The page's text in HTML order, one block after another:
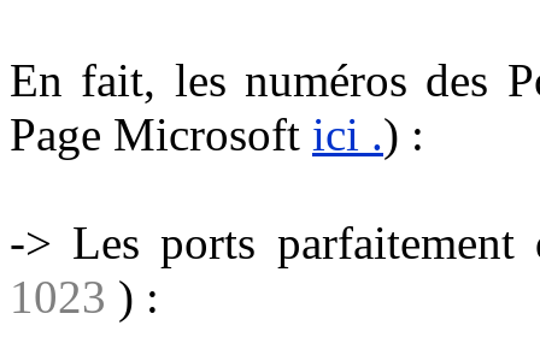
En fait, les numéros des
Page Microsoft ici .) :
-> Les ports
1023 ) :